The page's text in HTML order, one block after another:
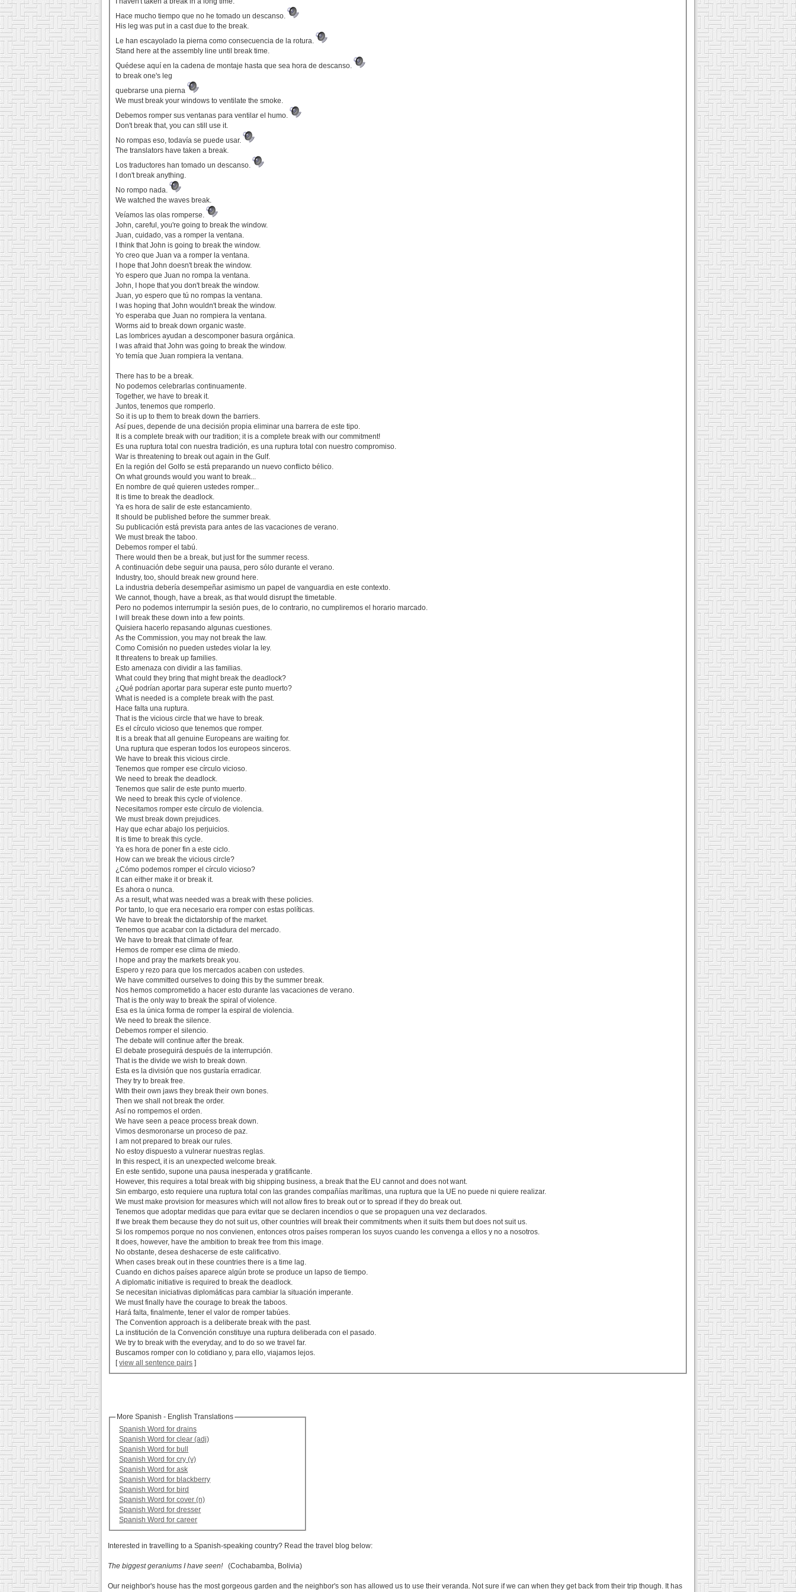
Hace mucho tiempo que no he tomado un descanso.
His leg was put in a cast due to the break.
Le han escayolado la pierna como consecuencia de la rotura.
Stand here at the assembly line until break time.
Quédese aquí en la cadena de montaje hasta que sea hora de descanso.
to break one's leg
quebrarse una pierna
We must break your windows to ventilate the smoke.
Debemos romper sus ventanas para ventilar el humo.
Don't break that, you can still use it.
No rompas eso, todavía se puede usar.
The translators have taken a break.
Los traductores han tomado un descanso.
I don't break anything.
No rompo nada.
We watched the waves break.
Veíamos las olas romperse.
John, careful, you're going to break the window.
Juan, cuidado, vas a romper la ventana.
I think that John is going to break the window.
Yo creo que Juan va a romper la ventana.
I hope that John doesn't break the window.
Yo espero que Juan no rompa la ventana.
John, I hope that you don't break the window.
Juan, yo espero que tú no rompas la ventana.
I was hoping that John wouldn't break the window.
Yo esperaba que Juan no rompiera la ventana.
Worms aid to break down organic waste.
Las lombrices ayudan a descomponer basura orgánica.
I was afraid that John was going to break the window.
Yo temía que Juan rompiera la ventana.
There has to be a break.
No podemos celebrarlas continuamente.
Together, we have to break it.
Juntos, tenemos que romperlo.
So it is up to them to break down the barriers.
Así pues, depende de una decisión propia eliminar una barrera de este tipo.
It is a complete break with our tradition; it is a complete break with our commitment!
Es una ruptura total con nuestra tradición, es una ruptura total con nuestro compromiso.
War is threatening to break out again in the Gulf.
En la región del Golfo se está preparando un nuevo conflicto bélico.
On what grounds would you want to break...
En nombre de qué quieren ustedes romper...
It is time to break the deadlock.
Ya es hora de salir de este estancamiento.
It should be published before the summer break.
Su publicación está prevista para antes de las vacaciones de verano.
We must break the taboo.
Debemos romper el tabú.
There would then be a break, but just for the summer recess.
A continuación debe seguir una pausa, pero sólo durante el verano.
Industry, too, should break new ground here.
La industria debería desempeñar asimismo un papel de vanguardia en este contexto.
We cannot, though, have a break, as that would disrupt the timetable.
Pero no podemos interrumpir la sesión pues, de lo contrario, no cumpliremos el horario marcado.
I will break these down into a few points.
Quisiera hacerlo repasando algunas cuestiones.
As the Commission, you may not break the law.
Como Comisión no pueden ustedes violar la ley.
It threatens to break up families.
Esto amenaza con dividir a las familias.
What could they bring that might break the deadlock?
¿Qué podrían aportar para superar este punto muerto?
What is needed is a complete break with the past.
Hace falta una ruptura.
That is the vicious circle that we have to break.
Es el círculo vicioso que tenemos que romper.
It is a break that all genuine Europeans are waiting for.
Una ruptura que esperan todos los europeos sinceros.
We have to break this vicious circle.
Tenemos que romper ese círculo vicioso.
We need to break the deadlock.
Tenemos que salir de este punto muerto.
We need to break this cycle of violence.
Necesitamos romper este círculo de violencia.
We must break down prejudices.
Hay que echar abajo los perjuicios.
It is time to break this cycle.
Ya es hora de poner fin a este ciclo.
How can we break the vicious circle?
¿Cómo podemos romper el círculo vicioso?
It can either make it or break it.
Es ahora o nunca.
As a result, what was needed was a break with these policies.
Por tanto, lo que era necesario era romper con estas políticas.
We have to break the dictatorship of the market.
Tenemos que acabar con la dictadura del mercado.
We have to break that climate of fear.
Hemos de romper ese clima de miedo.
I hope and pray the markets break you.
Espero y rezo para que los mercados acaben con ustedes.
We have committed ourselves to doing this by the summer break.
Nos hemos comprometido a hacer esto durante las vacaciones de verano.
That is the only way to break the spiral of violence.
Esa es la única forma de romper la espiral de violencia.
We need to break the silence.
Debemos romper el silencio.
The debate will continue after the break.
El debate proseguirá después de la interrupción.
That is the divide we wish to break down.
Esta es la división que nos gustaría erradicar.
They try to break free.
With their own jaws they break their own bones.
Then we shall not break the order.
Así no rompemos el orden.
We have seen a peace process break down.
Vimos desmoronarse un proceso de paz.
I am not prepared to break our rules.
No estoy dispuesto a vulnerar nuestras reglas.
In this respect, it is an unexpected welcome break.
En este sentido, supone una pausa inesperada y gratificante.
However, this requires a total break with big shipping business, a break that the EU cannot and does not want.
Sin embargo, esto requiere una ruptura total con las grandes compañías marítimas, una ruptura que la UE no puede ni quiere realizar.
We must make provision for measures which will not allow fires to break out or to spread if they do break out.
Tenemos que adoptar medidas que para evitar que se declaren incendios o que se propaguen una vez declarados.
If we break them because they do not suit us, other countries will break their commitments when it suits them but does not suit us.
Si los rompemos porque no nos convienen, entonces otros países romperan los suyos cuando les convenga a ellos y no a nosotros.
It does, however, have the ambition to break free from this image.
No obstante, desea deshacerse de este calificativo.
When cases break out in these countries there is a time lag.
Cuando en dichos países aparece algún brote se produce un lapso de tiempo.
A diplomatic initiative is required to break the deadlock.
Se necesitan iniciativas diplomáticas para cambiar la situación imperante.
We must finally have the courage to break the taboos.
Hará falta, finalmente, tener el valor de romper tabúes.
The Convention approach is a deliberate break with the past.
La institución de la Convención constituye una ruptura deliberada con el pasado.
We try to break with the everyday, and to do so we travel far.
Buscamos romper con lo cotidiano y, para ello, viajamos lejos.
[view all sentence pairs ]
More Spanish - English Translations
Spanish Word for drains
Spanish Word for clear (adj)
Spanish Word for bull
Spanish Word for cry (v)
Spanish Word for ask
Spanish Word for blackberry
Spanish Word for bird
Spanish Word for cover (n)
Spanish Word for dresser
Spanish Word for career
Interested in travelling to a Spanish-speaking country? Read the travel blog below:
The biggest geraniums I have seen!(Cochabamba, Bolivia)
Our neighbor's house has the most gorgeous garden and the neighbor's son has allowed us to use their veranda. Not sure if we can when they get back from their trip though. It has